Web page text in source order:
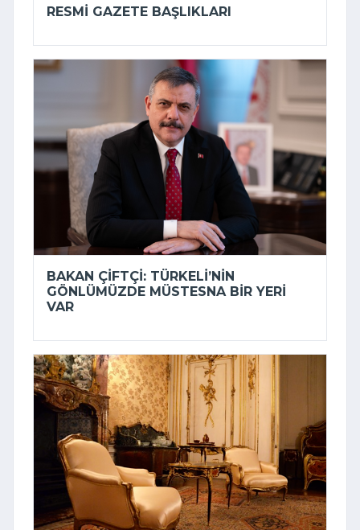
RESMI GAZETE BAŞLIKLARI
BAKAN ÇIFTÇI: TÜRKELI’NIN
GÖNLÜMÜZDE MÜSTESNA BIR YERI
VAR